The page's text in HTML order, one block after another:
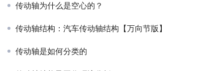
传动轴为什么是空心的？
传动轴结构：汽车传动轴结构【万向节版】
传动轴是如何分类的